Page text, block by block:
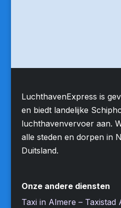
LuchthavenExpress is
en biedt landelijke
luchthavenvervoer aan.
alle steden en dorpen in
Duitsland.
Onze andere diensten
Taxi in Almere – Taxistad